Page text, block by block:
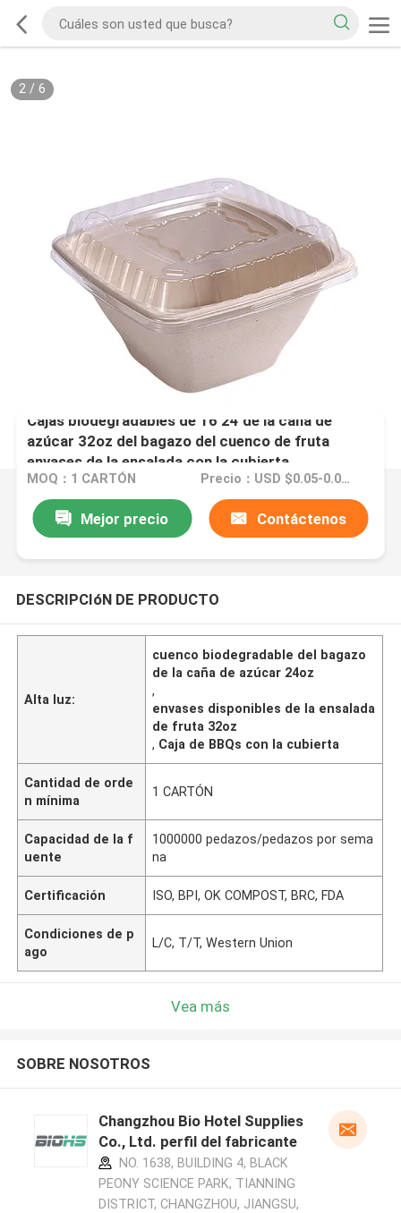
2/ 6
Cajas biodegradables de 16 24 de la caña de
azúcar 32oz del bagazo del cuenco de fruta
envases de la ensalada con la cubierta
MOQ：1 CARTÓN Precio：USD $0.05-0.09/pc
Mejor precio Contáctenos
DESCRIPCIóN DE PRODUCTO
Alta luz:
cuenco biodegradable del bagazo
de la caña de azúcar 24oz
,
envases disponibles de la ensalada
de fruta 32oz
, Caja de BBQs con la cubierta
Cantidad de orde
n mínima
1 CARTÓN
Capacidad de la f
uente
1000000 pedazos/pedazos por sema
na
Certificación ISO, BPI, OK COMPOST, BRC, FDA
Condiciones de p
ago
L/C, T/T, Western Union
Vea más
SOBRE NOSOTROS
Changzhou Bio Hotel Supplies
Co., Ltd. perfil del fabricante
NO. 1638, BUILDING 4, BLACK
PEONY SCIENCE PARK, TIANNING
DISTRICT, CHANGZHOU, JIANGSU,